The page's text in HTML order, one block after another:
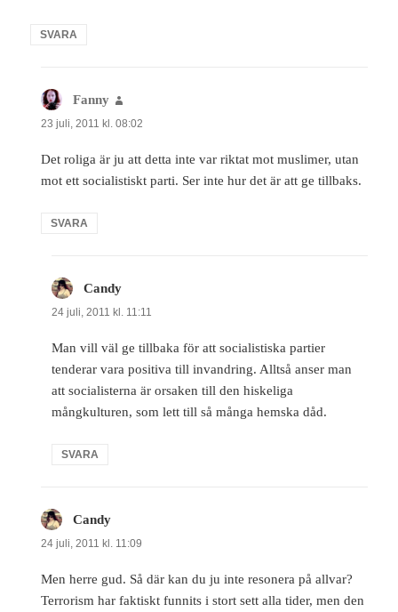
SVARA
Fanny
23 juli, 2011 kl. 08:02
Det roliga är ju att detta inte var riktat mot muslimer, utan
mot ett socialistiskt parti. Ser inte hur det är att ge tillbaks.
SVARA
Candy
24 juli, 2011 kl. 11:11
Man vill väl ge tillbaka för att socialistiska partier
tenderar vara positiva till invandring. Alltså anser man
att socialisterna är orsaken till den hiskeliga
mångkulturen, som lett till så många hemska dåd.
SVARA
Candy
24 juli, 2011 kl. 11:09
Men herre gud. Så där kan du ju inte resonera på allvar?
Terrorism har faktiskt funnits i stort sett alla tider, men den